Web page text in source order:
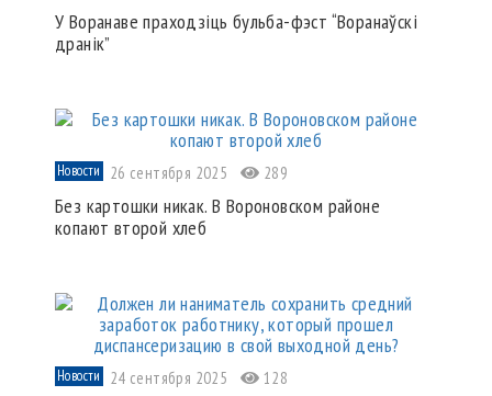
У Воранаве праходзіць бульба-фэст “Воранаўскі
дранік”
Новости 26 сентября 2025 289
Без картошки никак. В Вороновском районе
копают второй хлеб
Новости 24 сентября 2025 128